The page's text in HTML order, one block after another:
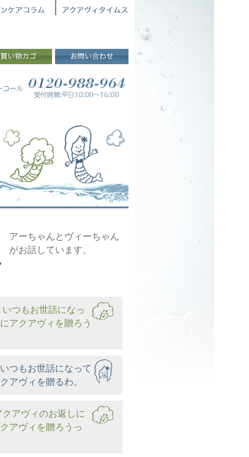
アーちゃんとヴィーちゃん
がお話しています。
つもお世話になっ
アクアヴィを贈ろう
つもお世話になって
アヴィを贈るわ。
アヴィのお返しに
アヴィを贈ろうっ